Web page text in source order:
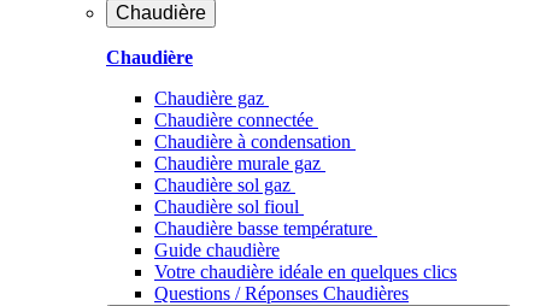
Chaudière
Chaudière
Chaudière gaz
Chaudière connectée
Chaudière à condensation
Chaudière murale gaz
Chaudière sol gaz
Chaudière sol fioul
Chaudière basse température
Guide chaudière
Votre chaudière idéale en quelques clics
Questions / Réponses Chaudières